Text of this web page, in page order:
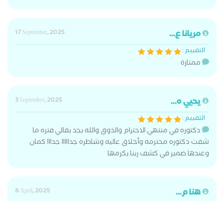
مريانا ع...
17 September, 2025
التقييم :
ممتازة
يحيي ه...
3 September, 2025
التقييم :
دكتوره في منتهي الاحترام والذوق والله بجد بقالي فتره ما
شفت دكتوره محترمه وأخلاق عاليه وشاطره جدااااا جدااا كمان
وعندها ضمير في كشف ربنا يكرمها
هنا م...
6 April, 2025